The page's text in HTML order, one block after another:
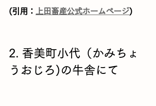
(引用： 上田畜産公式ホームページ)
2. 香美町小代（かみちょ
うおじろ)の牛舎にて